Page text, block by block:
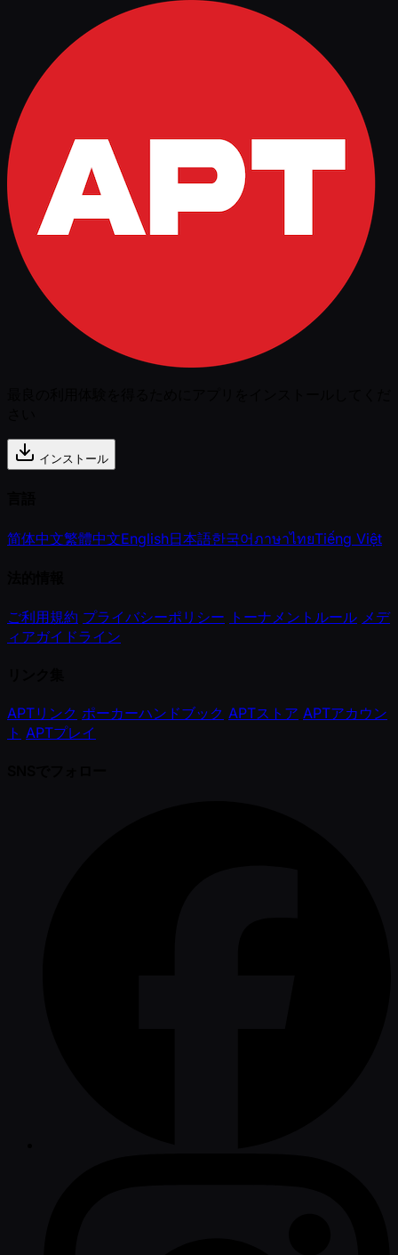
インストール
简体中文繁體中文English日本語한국어ภาษาไทยTiếng Việt
ご利用規約 プライバシーポリシー トーナメントルール メデ
ィアガイドライン
APTリンク ポーカーハンドブック APTストア APTアカウン
ト APTプレイ